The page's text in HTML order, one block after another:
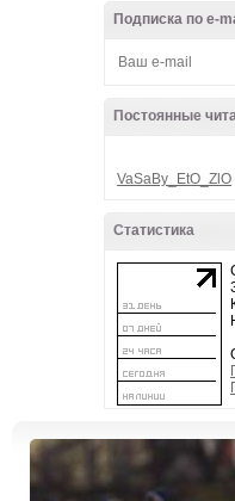
Подписка по e-
Постоянные
VaSaBy_EtO_ZlO
Статистика